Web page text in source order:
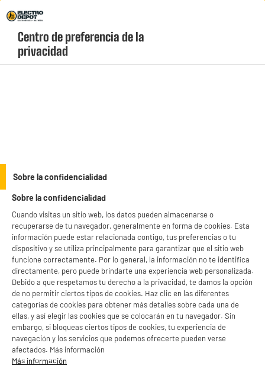
Menú
geolocation-header-icon-text
account
Centro de preferencia de la
privacidad
Sobre la confidencialidad
Sobre la confidencialidad
Cuando visitas un sitio web, los datos pueden almacenarse o
recuperarse de tu navegador, generalmente en forma de cookies. Esta
información puede estar relacionada contigo, tus preferencias o tu
dispositivo y se utiliza principalmente para garantizar que el sitio web
funcione correctamente. Por lo general, la información no te identifica
directamente, pero puede brindarte una experiencia web personalizada.
Debido a que respetamos tu derecho a la privacidad, te damos la opción
de no permitir ciertos tipos de cookies. Haz clic en las diferentes
categorías de cookies para obtener más detalles sobre cada una de
ellas, y así elegir las cookies que se colocarán en tu navegador. Sin
embargo, si bloqueas ciertos tipos de cookies, tu experiencia de
navegación y los servicios que podemos ofrecerte pueden verse
afectados. Más información
Más información